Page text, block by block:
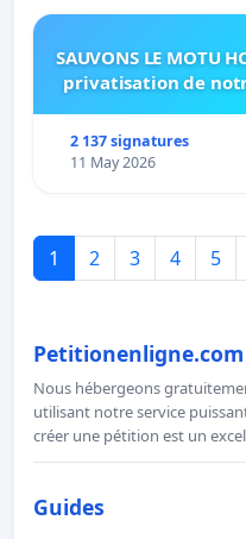
SAUVONS LE MOTU
privatisation de
2 137 signatures
11 May 2026
1 2 3 4 5
Petitionenligne.com
Nous hébergeons
utilisant notre service
créer une pétition est un
Guides